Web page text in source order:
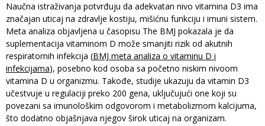
Naučna istraživanja potvrđuju da adekvatan nivo vitamina D3 ima
značajan uticaj na zdravlje kostiju, mišićnu funkciju i imuni sistem.
Meta analiza objavljena u časopisu The BMJ pokazala je da
suplementacija vitaminom D može smanjiti rizik od akutnih
respiratornih infekcija (BMJ meta analiza o vitaminu D i
infekcijama), posebno kod osoba sa početno niskim nivoom
vitamina D u organizmu. Takođe, studije ukazuju da vitamin D3
učestvuje u regulaciji preko 200 gena, uključujući one koji su
povezani sa imunološkim odgovorom i metabolizmom kalcijuma,
što dodatno objašnjava njegov širok uticaj na organizam.